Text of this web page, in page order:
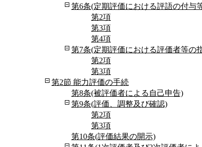
第6条(定期評価における評語の付与
第2項
第3項
第4項
第7条(定期評価における評価者等の
第2項
第3項
第2節 能力評価の手続
第8条(被評価者による自己申告)
第9条(評価、調整及び確認)
第2項
第3項
第10条(評価結果の開示)